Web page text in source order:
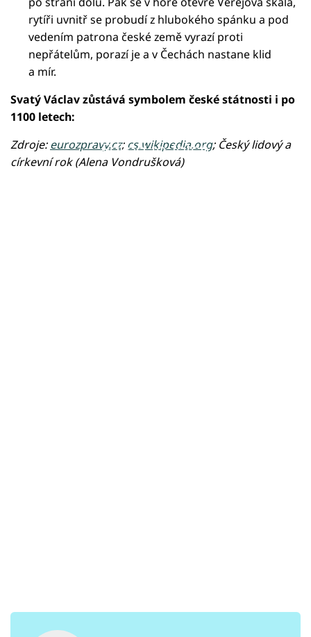
rytíři uvnitř se probudí z hlubokého spánku a pod
vedením patrona české země vyrazí proti
nepřátelům, porazí je a v Čechách nastane klid
a mír.
Svatý Václav zůstává symbolem české státnosti i po
1100 letech:
Failed to fetch
Zdroje:eurozpravy.cz;cs.wikipedia.org; Český lidový a
církevní rok (Alena Vondrušková)